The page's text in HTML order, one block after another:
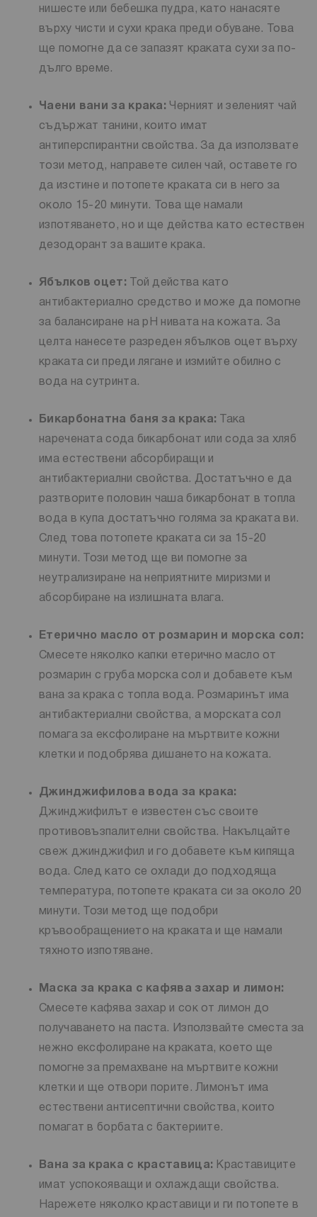
нишесте или бебешка пудра, като нанасяте
върху чисти и сухи крака преди обуване. Това
ще помогне да се запазят краката сухи за по-
дълго време.
Чаени вани за крака: Черният и зеленият чай
съдържат танини, които имат
антиперспирантни свойства. За да използвате
този метод, направете силен чай, оставете го
да изстине и потопете краката си в него за
около 15-20 минути. Това ще намали
изпотяването, но и ще действа като естествен
дезодорант за вашите крака.
Ябълков оцет: Той действа като
антибактериално средство и може да помогне
за балансиране на pH нивата на кожата. За
целта нанесете разреден ябълков оцет върху
краката си преди лягане и измийте обилно с
вода на сутринта.
Бикарбонатна баня за крака: Така
наречената сода бикарбонат или сода за хляб
има естествени абсорбиращи и
антибактериални свойства. Достатъчно е да
разтворите половин чаша бикарбонат в топла
вода в купа достатъчно голяма за краката ви.
След това потопете краката си за 15-20
минути. Този метод ще ви помогне за
неутрализиране на неприятните миризми и
абсорбиране на излишната влага.
Етерично масло от розмарин и морска сол:
Смесете няколко капки етерично масло от
розмарин с груба морска сол и добавете към
вана за крака с топла вода. Розмаринът има
антибактериални свойства, а морската сол
помага за ексфолиране на мъртвите кожни
клетки и подобрява дишането на кожата.
Джинджифилова вода за крака:
Джинджифилът е известен със своите
противовъзпалителни свойства. Накълцайте
свеж джинджифил и го добавете към кипяща
вода. След като се охлади до подходяща
температура, потопете краката си за около 20
минути. Този метод ще подобри
кръвообращението на краката и ще намали
тяхното изпотяване.
Маска за крака с кафява захар и лимон:
Смесете кафява захар и сок от лимон до
получаването на паста. Използвайте сместа за
нежно ексфолиране на краката, което ще
помогне за премахване на мъртвите кожни
клетки и ще отвори порите. Лимонът има
естествени антисептични свойства, които
помагат в борбата с бактериите.
Вана за крака с краставица: Краставиците
имат успокояващи и охлаждащи свойства.
Нарежете няколко краставици и ги потопете в